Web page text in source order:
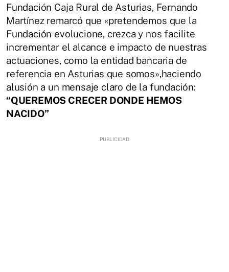
Fundación Caja Rural de Asturias, Fernando
Martínez remarcó que «pretendemos que la
Fundación evolucione, crezca y nos facilite
incrementar el alcance e impacto de nuestras
actuaciones, como la entidad bancaria de
referencia en Asturias que somos»,haciendo
alusión a un mensaje claro de la fundación:
“QUEREMOS CRECER DONDE HEMOS
NACIDO”